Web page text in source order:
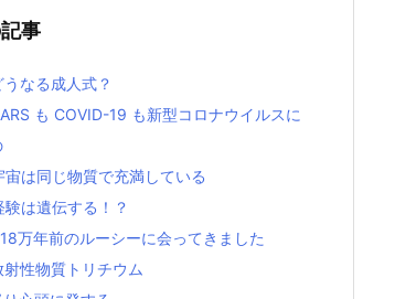
事
なる成人式？
も COVID-19 も新型コロナウイルスに
は同じ物質で充満している
は遺伝する！？
万年前のルーシーに会ってきました
性物質トリチウム